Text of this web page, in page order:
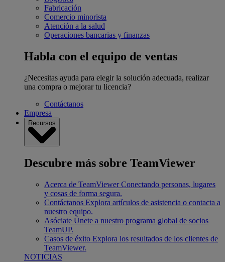
Fabricación
Comercio minorista
Atención a la salud
Operaciones bancarias y finanzas
Habla con el equipo de ventas
¿Necesitas ayuda para elegir la solución adecuada, realizar
una compra o mejorar tu licencia?
Contáctanos
Empresa
Recursos
Descubre más sobre TeamViewer
Acerca de TeamViewer Conectando personas, lugares
y cosas de forma segura.
Contáctanos Explora artículos de asistencia o contacta a
nuestro equipo.
Asóciate Únete a nuestro programa global de socios
TeamUP.
Casos de éxito Explora los resultados de los clientes de
TeamViewer.
NOTICIAS